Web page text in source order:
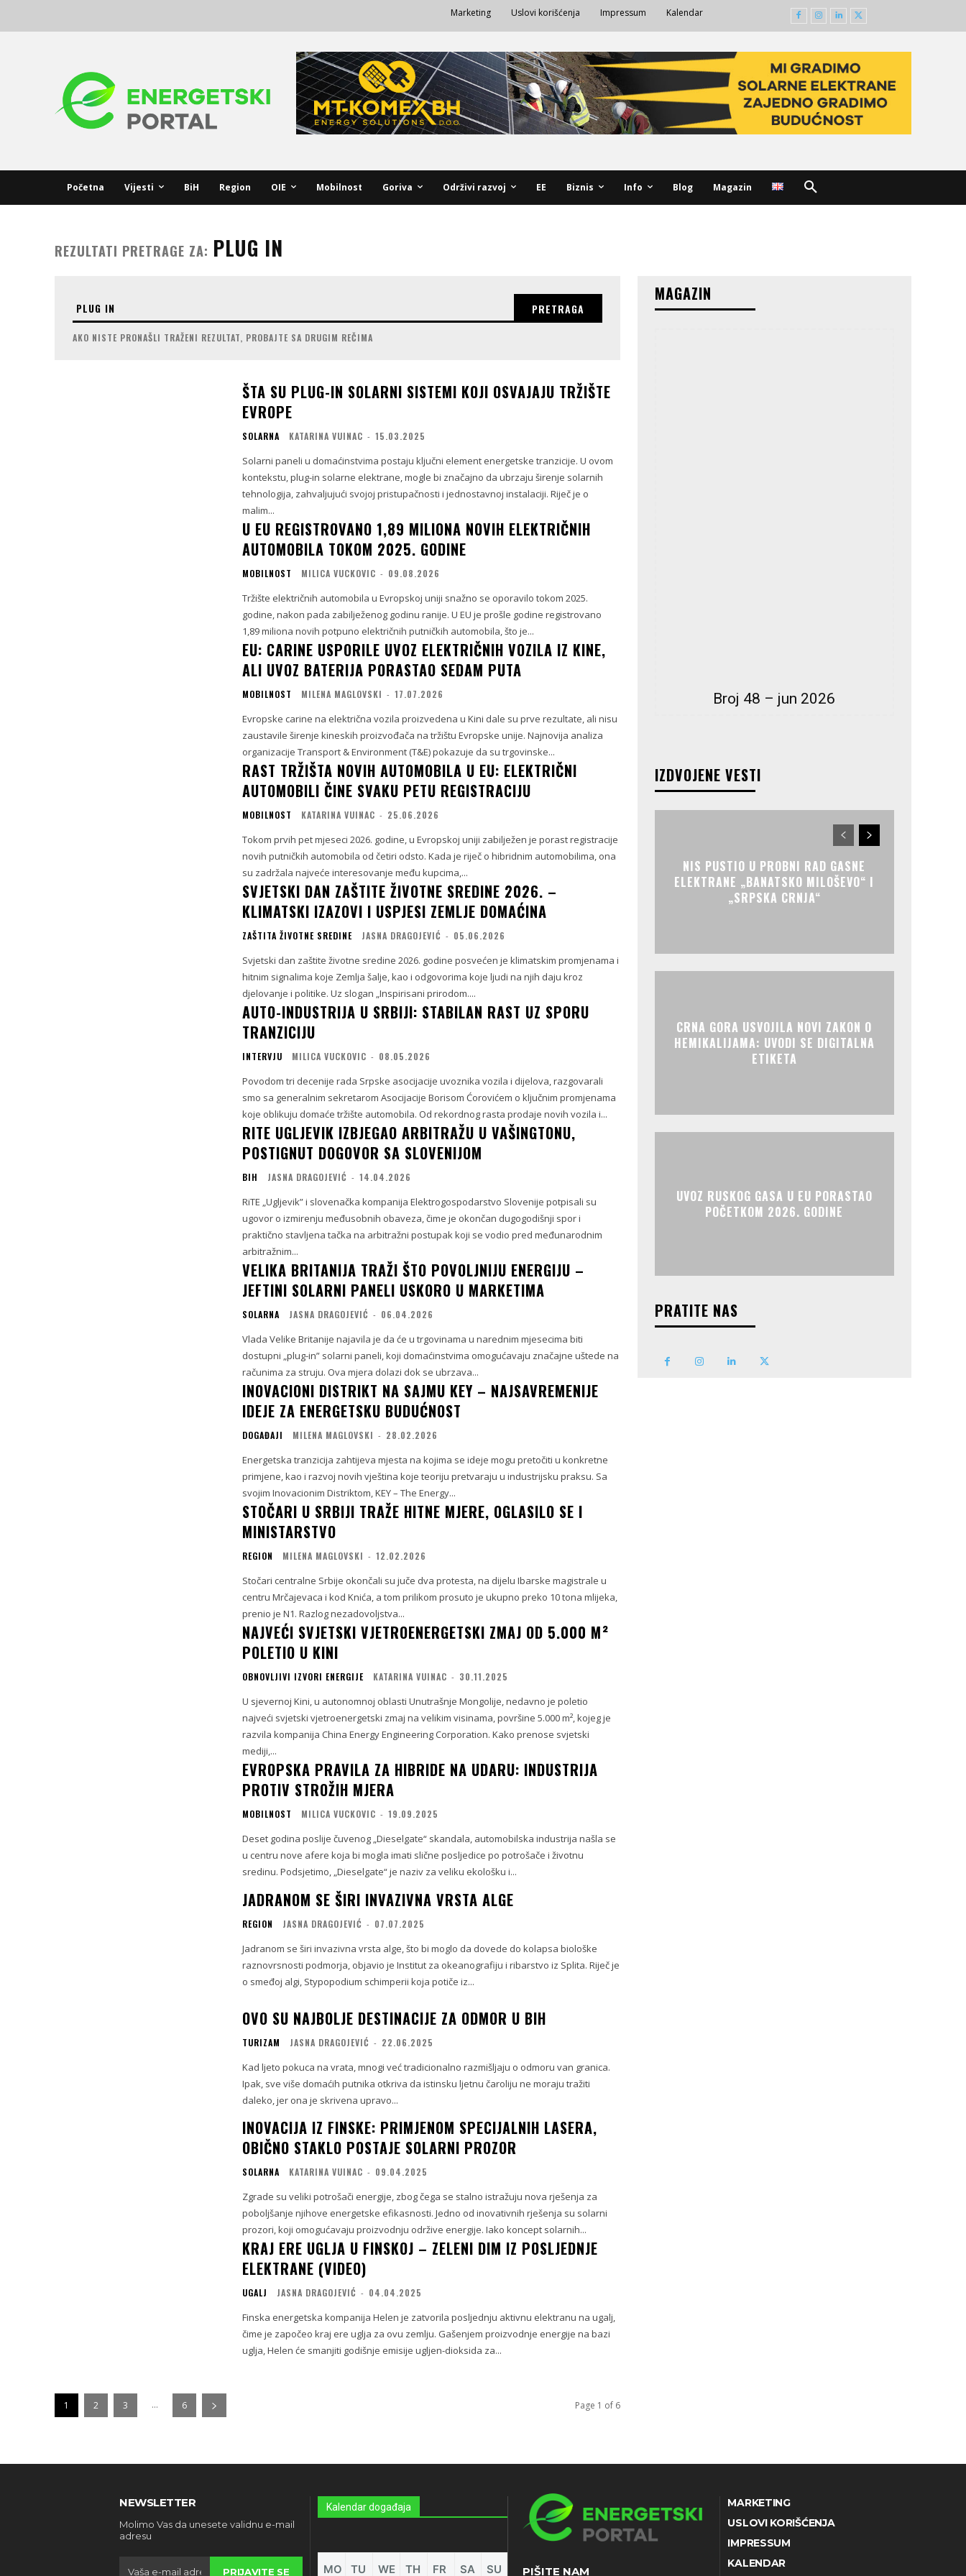
Marketing Uslovi korišćenja Impressum Kalendar
Početna Vijesti BiH Region OIE Mobilnost Goriva Održivi razvoj EE Biznis Info Blog Magazin
REZULTATI PRETRAGE ZA: PLUG IN
PRETRAGA
AKO NISTE PRONAŠLI TRAŽENI REZULTAT, PROBAJTE SA DRUGIM REČIMA
ŠTA SU PLUG-IN SOLARNI SISTEMI KOJI OSVAJAJU TRŽIŠTE
EVROPE
SOLARNA KATARINA VUINAC - 15.03.2025
Solarni paneli u domaćinstvima postaju ključni element energetske tranzicije. U ovom
kontekstu, plug-in solarne elektrane, mogle bi značajno da ubrzaju širenje solarnih
tehnologija, zahvaljujući svojoj pristupačnosti i jednostavnoj instalaciji. Riječ je o
malim...
U EU REGISTROVANO 1,89 MILIONA NOVIH ELEKTRIČNIH
AUTOMOBILA TOKOM 2025. GODINE
MOBILNOST MILICA VUCKOVIC - 09.08.2026
Tržište električnih automobila u Evropskoj uniji snažno se oporavilo tokom 2025.
godine, nakon pada zabilježenog godinu ranije. U EU je prošle godine registrovano
1,89 miliona novih potpuno električnih putničkih automobila, što je...
EU: CARINE USPORILE UVOZ ELEKTRIČNIH VOZILA IZ KINE,
ALI UVOZ BATERIJA PORASTAO SEDAM PUTA
MOBILNOST MILENA MAGLOVSKI - 17.07.2026
Evropske carine na električna vozila proizvedena u Kini dale su prve rezultate, ali nisu
zaustavile širenje kineskih proizvođača na tržištu Evropske unije. Najnovija analiza
organizacije Transport & Environment (T&E) pokazuje da su trgovinske...
RAST TRŽIŠTA NOVIH AUTOMOBILA U EU: ELEKTRIČNI
AUTOMOBILI ČINE SVAKU PETU REGISTRACIJU
MOBILNOST KATARINA VUINAC - 25.06.2026
Tokom prvih pet mjeseci 2026. godine, u Evropskoj uniji zabilježen je porast registracije
novih putničkih automobila od četiri odsto. Kada je riječ o hibridnim automobilima, ona
su zadržala najveće interesovanje među kupcima,...
SVJETSKI DAN ZAŠTITE ŽIVOTNE SREDINE 2026. –
KLIMATSKI IZAZOVI I USPJESI ZEMLJE DOMAĆINA
ZAŠTITA ŽIVOTNE SREDINE JASNA DRAGOJEVIĆ - 05.06.2026
Svjetski dan zaštite životne sredine 2026. godine posvećen je klimatskim promjenama i
hitnim signalima koje Zemlja šalje, kao i odgovorima koje ljudi na njih daju kroz
djelovanje i politike. Uz slogan „Inspirisani prirodom....
AUTO-INDUSTRIJA U SRBIJI: STABILAN RAST UZ SPORU
TRANZICIJU
INTERVJU MILICA VUCKOVIC - 08.05.2026
Povodom tri decenije rada Srpske asocijacije uvoznika vozila i dijelova, razgovarali
smo sa generalnim sekretarom Asocijacije Borisom Ćorovićem o ključnim promjenama
koje oblikuju domaće tržište automobila. Od rekordnog rasta prodaje novih vozila i...
RITE UGLJEVIK IZBJEGAO ARBITRAŽU U VAŠINGTONU,
POSTIGNUT DOGOVOR SA SLOVENIJOM
BIH JASNA DRAGOJEVIĆ - 14.04.2026
RiTE „Ugljevik” i slovenačka kompanija Elektrogospodarstvo Slovenije potpisali su
ugovor o izmirenju međusobnih obaveza, čime je okončan dugogodišnji spor i
praktično stavljena tačka na arbitražni postupak koji se vodio pred međunarodnim
arbitražnim...
VELIKA BRITANIJA TRAŽI ŠTO POVOLJNIJU ENERGIJU –
JEFTINI SOLARNI PANELI USKORO U MARKETIMA
SOLARNA JASNA DRAGOJEVIĆ - 06.04.2026
Vlada Velike Britanije najavila je da će u trgovinama u narednim mjesecima biti
dostupni „plug-in” solarni paneli, koji domaćinstvima omogućavaju značajne uštede na
računima za struju. Ova mjera dolazi dok se ubrzava...
INOVACIONI DISTRIKT NA SAJMU KEY – NAJSAVREMENIJE
IDEJE ZA ENERGETSKU BUDUĆNOST
DOGAĐAJI MILENA MAGLOVSKI - 28.02.2026
Energetska tranzicija zahtijeva mjesta na kojima se ideje mogu pretočiti u konkretne
primjene, kao i razvoj novih vještina koje teoriju pretvaraju u industrijsku praksu. Sa
svojim Inovacionim Distriktom, KEY – The Energy...
STOČARI U SRBIJI TRAŽE HITNE MJERE, OGLASILO SE I
MINISTARSTVO
REGION MILENA MAGLOVSKI - 12.02.2026
Stočari centralne Srbije okončali su juče dva protesta, na dijelu Ibarske magistrale u
centru Mrčajevaca i kod Knića, a tom prilikom prosuto je ukupno preko 10 tona mlijeka,
prenio je N1. Razlog nezadovoljstva...
NAJVEĆI SVJETSKI VJETROENERGETSKI ZMAJ OD 5.000 M²
POLETIO U KINI
OBNOVLJIVI IZVORI ENERGIJE KATARINA VUINAC - 30.11.2025
U sjevernoj Kini, u autonomnoj oblasti Unutrašnje Mongolije, nedavno je poletio
najveći svjetski vjetroenergetski zmaj na velikim visinama, površine 5.000 m², kojeg je
razvila kompanija China Energy Engineering Corporation. Kako prenose svjetski
mediji,...
EVROPSKA PRAVILA ZA HIBRIDE NA UDARU: INDUSTRIJA
PROTIV STROŽIH MJERA
MOBILNOST MILICA VUCKOVIC - 19.09.2025
Deset godina poslije čuvenog „Dieselgate“ skandala, automobilska industrija našla se
u centru nove afere koja bi mogla imati slične posljedice po potrošače i životnu
sredinu. Podsjetimo, „Dieselgate“ je naziv za veliku ekološku i...
JADRANOM SE ŠIRI INVAZIVNA VRSTA ALGE
REGION JASNA DRAGOJEVIĆ - 07.07.2025
Jadranom se širi invazivna vrsta alge, što bi moglo da dovede do kolapsa biološke
raznovrsnosti podmorja, objavio je Institut za okeanografiju i ribarstvo iz Splita. Riječ je
o smeđoj algi, Stypopodium schimperii koja potiče iz...
OVO SU NAJBOLJE DESTINACIJE ZA ODMOR U BIH
TURIZAM JASNA DRAGOJEVIĆ - 22.06.2025
Kad ljeto pokuca na vrata, mnogi već tradicionalno razmišljaju o odmoru van granica.
Ipak, sve više domaćih putnika otkriva da istinsku ljetnu čaroliju ne moraju tražiti
daleko, jer ona je skrivena upravo...
INOVACIJA IZ FINSKE: PRIMJENOM SPECIJALNIH LASERA,
OBIČNO STAKLO POSTAJE SOLARNI PROZOR
SOLARNA KATARINA VUINAC - 09.04.2025
Zgrade su veliki potrošači energije, zbog čega se stalno istražuju nova rješenja za
poboljšanje njihove energetske efikasnosti. Jedno od inovativnih rješenja su solarni
prozori, koji omogućavaju proizvodnju održive energije. Iako koncept solarnih...
KRAJ ERE UGLJA U FINSKOJ – ZELENI DIM IZ POSLJEDNJE
ELEKTRANE (VIDEO)
UGALJ JASNA DRAGOJEVIĆ - 04.04.2025
Finska energetska kompanija Helen je zatvorila posljednju aktivnu elektranu na ugalj,
čime je započeo kraj ere uglja za ovu zemlju. Gašenjem proizvodnje energije na bazi
uglja, Helen će smanjiti godišnje emisije ugljen-dioksida za...
1 2 3 ... 6 Page 1 of 6
MAGAZIN
Broj 48 – jun 2026
IZDVOJENE VESTI
NIS PUSTIO U PROBNI RAD GASNE
ELEKTRANE „BANATSKO MILOŠEVO“ I
„SRPSKA CRNJA“
CRNA GORA USVOJILA NOVI ZAKON O
HEMIKALIJAMA: UVODI SE DIGITALNA
ETIKETA
UVOZ RUSKOG GASA U EU PORASTAO
POČETKOM 2026. GODINE
PRATITE NAS
NEWSLETTER
Molimo Vas da unesete validnu e-mail
adresu
PRIJAVITE SE
Kalendar događaja
MO TU WE TH FR SA SU PIŠITE NAM
MARKETING
USLOVI KORIŠĆENJA
IMPRESSUM
KALENDAR